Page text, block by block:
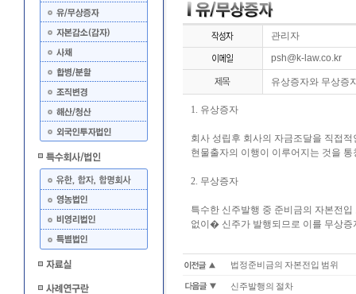
관리자
psh@k-law.co.kr
유상증자와 무상증
1. 유상증자
회사 성립후 회사의 자금조달을 직접
현물출자의 이행이 이루어지는 것을
2. 무상증자
특수한 신주발행 중 준비금의 자본전
없이� 신주가 발행되므로 이를 무상증
법정준비금의 자본전입 범위
신주발행의 절차